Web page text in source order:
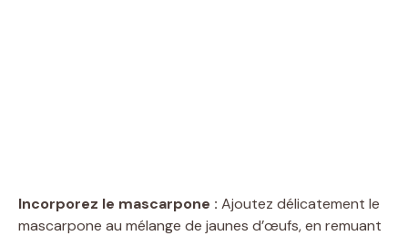
Incorporez le mascarpone : Ajoutez délicatement le
mascarpone au mélange de jaunes d’œufs, en remuant